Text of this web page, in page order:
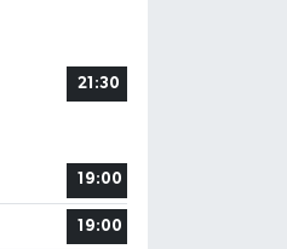
21:30
19:00
19:00